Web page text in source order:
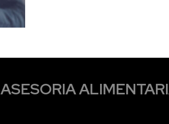
ASESORIA